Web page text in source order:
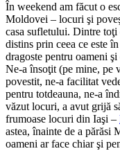
În weekend am făcut o
Moldovei – locuri şi
casa sufletului. Dintre
distins prin ceea ce este
dragoste pentru oameni
Ne-a însoţit (pe mine, pe
povestit, ne-a facilitat
pentru totdeauna, ne-a
văzut locuri, a avut grijă
frumoase locuri din Iaşi –
astea, înainte de a părăsi
oameni ar face chiar şi